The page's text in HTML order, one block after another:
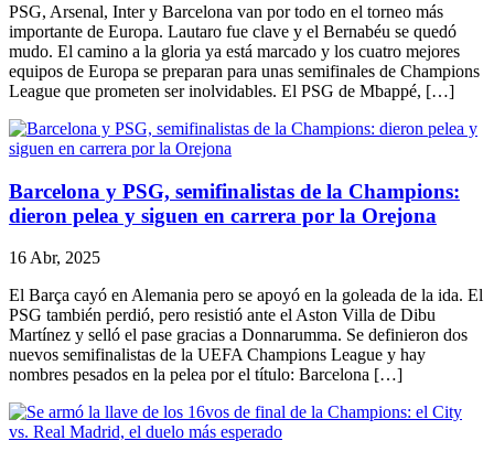
PSG, Arsenal, Inter y Barcelona van por todo en el torneo más
importante de Europa. Lautaro fue clave y el Bernabéu se quedó
mudo. El camino a la gloria ya está marcado y los cuatro mejores
equipos de Europa se preparan para unas semifinales de Champions
League que prometen ser inolvidables. El PSG de Mbappé, […]
Barcelona y PSG, semifinalistas de la Champions:
dieron pelea y siguen en carrera por la Orejona
16 Abr, 2025
El Barça cayó en Alemania pero se apoyó en la goleada de la ida. El
PSG también perdió, pero resistió ante el Aston Villa de Dibu
Martínez y selló el pase gracias a Donnarumma. Se definieron dos
nuevos semifinalistas de la UEFA Champions League y hay
nombres pesados en la pelea por el título: Barcelona […]